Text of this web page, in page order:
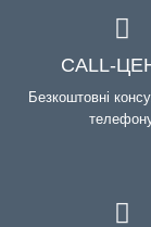
CALL-
Безкоштовні